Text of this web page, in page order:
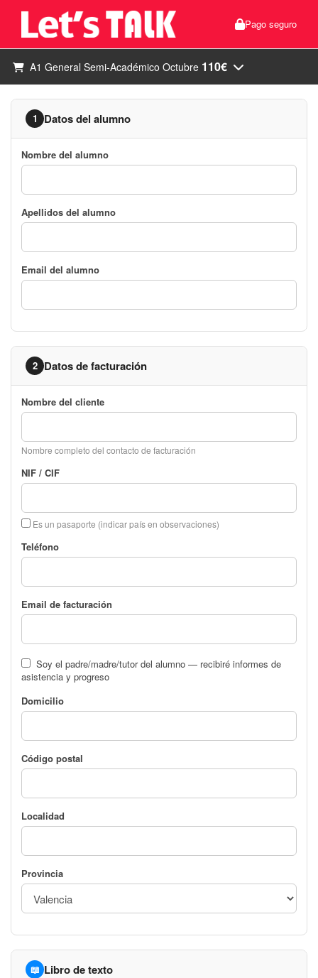
Pago seguro
A1 General Semi-Académico Octubre 110€
1 Datos del alumno
Nombre del alumno
Apellidos del alumno
Email del alumno
2 Datos de facturación
Nombre del cliente
Nombre completo del contacto de facturación
NIF / CIF
Es un pasaporte (indicar país en observaciones)
Teléfono
Email de facturación
Soy el padre/madre/tutor del alumno — recibiré informes de
asistencia y progreso
Domicilio
Código postal
Localidad
Provincia
📖 Libro de texto